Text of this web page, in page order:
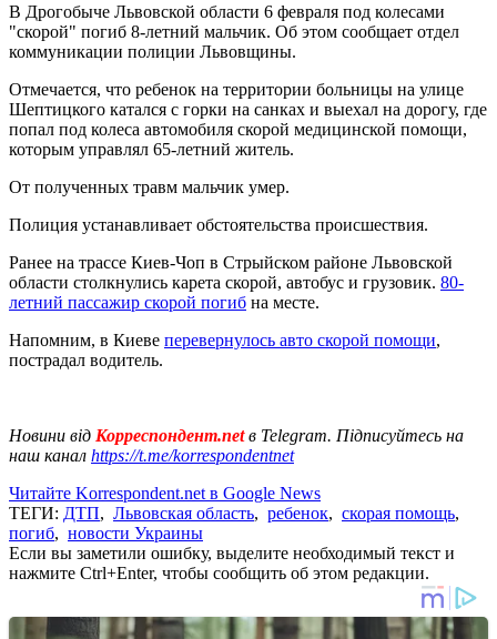
В Дрогобыче Львовской области 6 февраля под колесами
"скорой" погиб 8-летний мальчик. Об этом сообщает отдел
коммуникации полиции Львовщины.
Отмечается, что ребенок на территории больницы на улице
Шептицкого катался с горки на санках и выехал на дорогу, где
попал под колеса автомобиля скорой медицинской помощи,
которым управлял 65-летний житель.
От полученных травм мальчик умер.
Полиция устанавливает обстоятельства происшествия.
Ранее на трассе Киев-Чоп в Стрыйском районе Львовской
области столкнулись карета скорой, автобус и грузовик. 80-
летний пассажир скорой погиб на месте.
Напомним, в Киеве перевернулось авто скорой помощи,
пострадал водитель.
Новини від Корреспондент.netв Telegram. Підписуйтесь на
наш канал https://t.me/korrespondentnet
Читайте Korrespondent.net в Google News
ТЕГИ: ДТП, Львовская область, ребенок, скорая помощь,
погиб, новости Украины
Если вы заметили ошибку, выделите необходимый текст и
нажмите Ctrl+Enter, чтобы сообщить об этом редакции.